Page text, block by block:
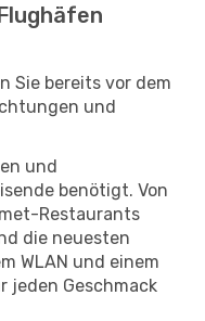
Sie bereits vor dem
und
und
benötigt. Von
Restaurants
die neuesten
WLAN und einem
jeden Geschmack